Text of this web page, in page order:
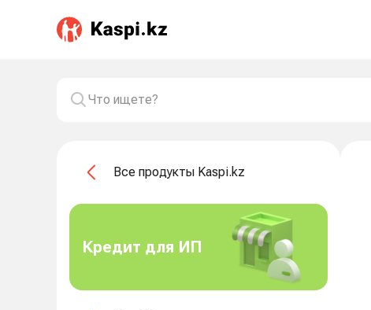
Все продукты Kaspi.kz
Кредит для ИП